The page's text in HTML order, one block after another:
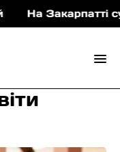
Закарпатті